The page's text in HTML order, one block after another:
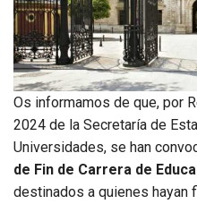
Os informamos de que, por
2024 de la Secretaría de
Universidades, se han
de Fin de Carrera de
destinados a quienes